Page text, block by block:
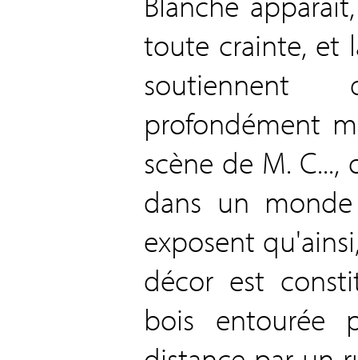
toute crainte, et
profondément
scène de M.
dans un
exposent
décor est
bois entourée